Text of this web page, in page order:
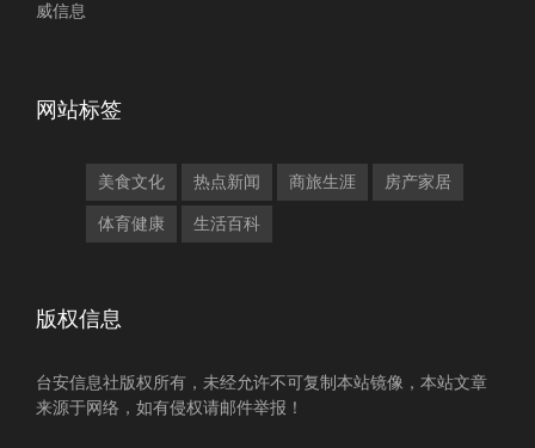
威信息
网站标签
美食文化 热点新闻 商旅生涯 房产家居
体育健康 生活百科
版权信息
台安信息社版权所有，未经允许不可复制本站镜像，本站文章
来源于网络，如有侵权请邮件举报！